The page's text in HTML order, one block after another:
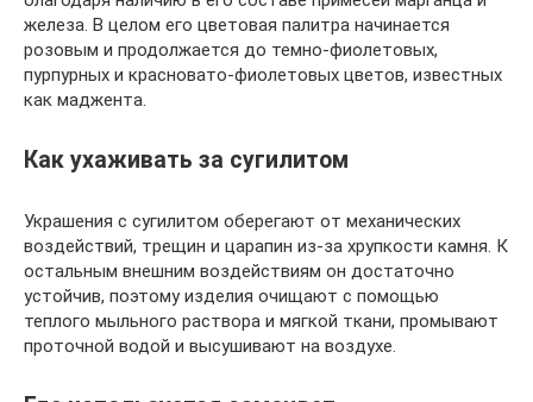
железа. В целом его цветовая палитра начинается
розовым и продолжается до темно-фиолетовых,
пурпурных и красновато-фиолетовых цветов, известных
как маджента.
Как ухаживать за сугилитом
Украшения с сугилитом оберегают от механических
воздействий, трещин и царапин из-за хрупкости камня. К
остальным внешним воздействиям он достаточно
устойчив, поэтому изделия очищают с помощью
теплого мыльного раствора и мягкой ткани, промывают
проточной водой и высушивают на воздухе.